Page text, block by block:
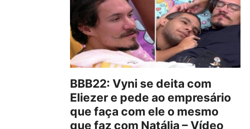
BBB22: Vyni se deita com
Eliezer e pede ao empresário
que faça com ele o mesmo
que faz com Natália – Vídeo